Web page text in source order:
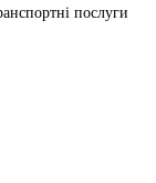
послуги